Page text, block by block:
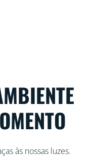
às nossas luzes.